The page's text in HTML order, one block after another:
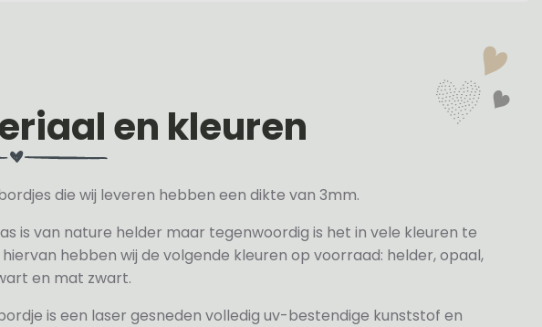
en kleuren
die wij leveren hebben een dikte van 3mm.
is van nature helder maar tegenwoordig is het in vele kleuren te
hebben wij de volgende kleuren op voorraad: helder, opaal,
en mat zwart.
is een laser gesneden volledig uv-bestendige kunststof en